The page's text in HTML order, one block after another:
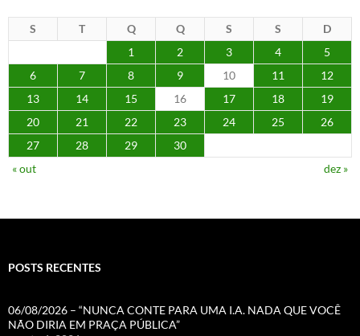
S T Q Q S S
D
1
2 3 4
5
6
7 8 9 10 11
12
13
14 15 16 17 18
19
20
21 22 23 24 25
26
27
28 29
30
« out
dez »
POSTS RECENTES
06/08/2026 – “NUNCA CONTE PARA UMA I.A. NADA QUE VOCÊ
NÃO DIRIA EM PRAÇA PÚBLICA”